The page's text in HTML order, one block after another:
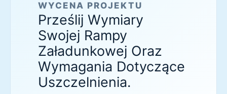
WYCENA PROJEKTU
Prześlij Wymiary
Swojej Rampy
Załadunkowej Oraz
Wymagania Dotyczące
Uszczelnienia.简体中文
Français